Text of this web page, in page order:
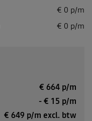
€ 0 p/m
€ 0 p/m
€ 664 p/m
- € 15 p/m
€ 649 p/m excl. btw